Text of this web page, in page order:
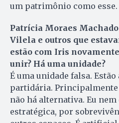
um patrimônio como esse.
Patrícia Moraes
Vilela e outros que
estão com Iris
unir? Há uma unidade?
É uma unidade falsa.
partidária. Principalmente
não há alternativa. Eu
estratégica, por